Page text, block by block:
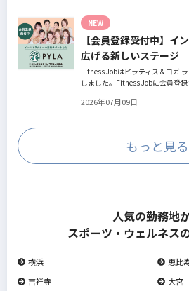
フィットネスクラブのキャンペー
する仕組みだろうか！？資金が底
との絆を築き上げた秘訣とは？
NEW
【会員登録受付中】イ
広げる新しいステージ
Fitness Jobはピラティス＆ヨガ
しました。Fitness Jobに会員登
していきます。
2026年07月09日
もっと見る
人気の勤務地
スポーツ・ウェルネス
横浜
恵比
吉祥寺
大宮